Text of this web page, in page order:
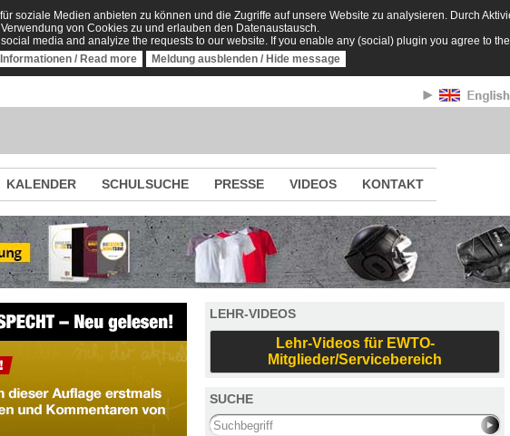
soziale Medien anbieten zu können und die Zugriffe auf unsere Website zu analysieren. Durch
von Cookies zu und erlauben den Datenaustausch.
media and analyize the requests to our website. If you enable any (social) plugin you agree to
/ Read more
Meldung ausblenden / Hide message
KALENDER SCHULSUCHE PRESSE VIDEOS KONTAKT
LEHR-VIDEOS
Lehr-Videos für EWTO-
Mitglieder/Servicebereich
SUCHE
Search this site